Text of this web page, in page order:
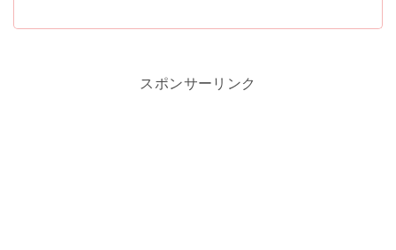
スポンサーリンク